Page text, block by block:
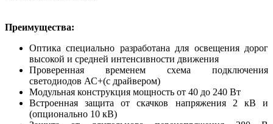
Преимущества:
Оптика специально разработана для освещения дорог
высокой и средней интенсивности движения
Проверенная временем схема подключения
светодиодов АС+(с драйвером)
Модульная конструкция мощность от 40 до 240 Вт
Встроенная защита от скачков напряжения 2 кВ и
(опционально 10 кВ)